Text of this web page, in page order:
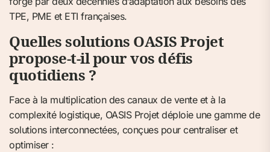
TPE, PME et ETI françaises.
Quelles solutions OASIS Projet
propose-t-il pour vos défis
quotidiens ?
Face à la multiplication des canaux de vente et à la
complexité logistique, OASIS Projet déploie une gamme de
solutions interconnectées, conçues pour centraliser et
optimiser :